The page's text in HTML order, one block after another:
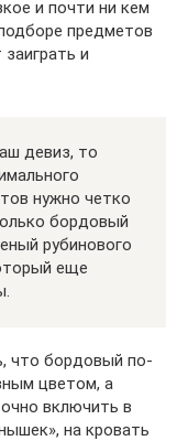
и почти ни кем
предметов
и
девиз, то
нужно четко
бордовый
рубинового
еще
что бордовый по-
цветом, а
включить в
на кровать